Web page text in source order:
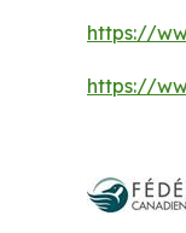
https://
https://